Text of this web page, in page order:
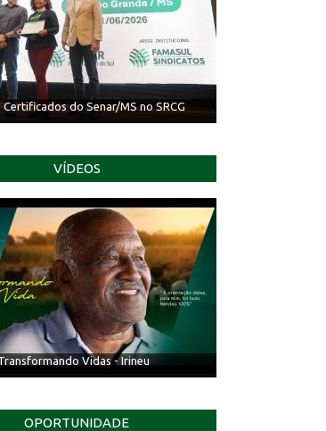
do Senar/MS no SRCG
VÍDEOS
Vidas - Irineu
OPORTUNIDADE